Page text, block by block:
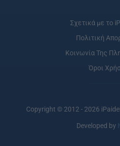
Σχετικά με το
Πολιτική
Κοινωνία Της
Όροι
Copyright © 2012 - 2026
Developed by